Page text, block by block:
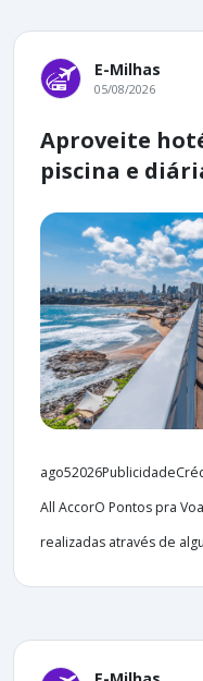
E-Milhas
05/08/2026
Aproveite
piscina e
All AccorO Pontos pra
realizadas através de